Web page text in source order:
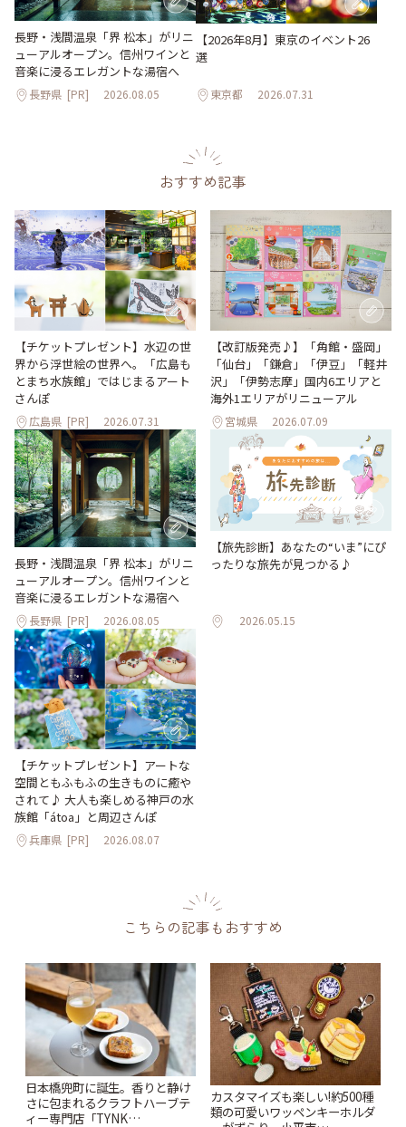
長野・浅間温泉「界 松本」がリニ
ューアルオープン。信州ワインと
音楽に浸るエレガントな湯宿へ
長野県 [PR] 2026.08.05
【2026年8月】東京のイベント26
選
東京都 2026.07.31
おすすめ記事
【チケットプレゼント】水辺の世
界から浮世絵の世界へ。「広島も
とまち水族館」ではじまるアート
さんぽ
広島県 [PR] 2026.07.31
【改訂版発売♪】「角館・盛岡」
「仙台」「鎌倉」「伊豆」「軽井
沢」「伊勢志摩」国内6エリアと
海外1エリアがリニューアル
宮城県 2026.07.09
長野・浅間温泉「界 松本」がリニ
ューアルオープン。信州ワインと
音楽に浸るエレガントな湯宿へ
長野県 [PR] 2026.08.05
【旅先診断】あなたの“いま”にぴ
ったりな旅先が見つかる♪
2026.05.15
【チケットプレゼント】アートな
空間ともふもふの生きものに癒や
されて♪ 大人も楽しめる神戸の水
族館「átoa」と周辺さんぽ
兵庫県 [PR] 2026.08.07
こちらの記事もおすすめ
日本橋兜町に誕生。香りと静け
さに包まれるクラフトハーブテ
ィー専門店「TYNK
カスタマイズも楽しい!約500種
類の可愛いワッペンキーホルダ